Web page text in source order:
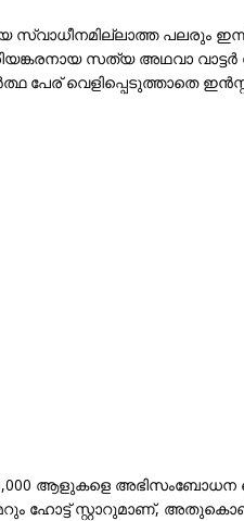
പലരും ഇന്ന്
സത്യ അഥവാ
പേര് വെളിപ്പെടുത്താതെ
ആളുകളെ
ഹോട്ട് സ്റ്റാറുമാണ്,